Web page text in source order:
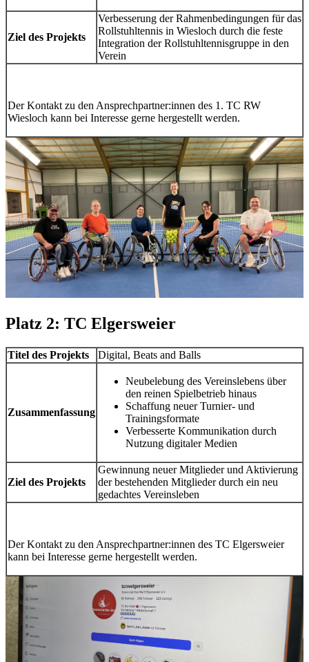
Ziel des Projekts
Verbesserung der Rahmenbedingungen für das
Rollstuhltennis in Wiesloch durch die feste
Integration der Rollstuhltennisgruppe in den
Verein
Der Kontakt zu den Ansprechpartner:innen des 1. TC RW
Wiesloch kann bei Interesse gerne hergestellt werden.
Platz 2: TC Elgersweier
Titel des Projekts Digital, Beats and Balls
Zusammenfassung
Neubelebung des Vereinslebens über
den reinen Spielbetrieb hinaus
Schaffung neuer Turnier- und
Trainingsformate
Verbesserte Kommunikation durch
Nutzung digitaler Medien
Ziel des Projekts
Gewinnung neuer Mitglieder und Aktivierung
der bestehenden Mitglieder durch ein neu
gedachtes Vereinsleben
Der Kontakt zu den Ansprechpartner:innen des TC Elgersweier
kann bei Interesse gerne hergestellt werden.